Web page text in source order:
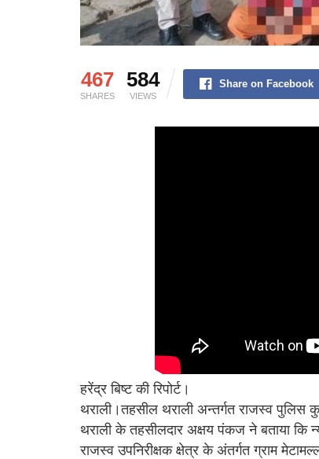
467
SHARES
584
VIEWS
Share on Facebook
हरेंद्र बिष्ट की रिपोर्ट।
थराली।तहसील थराली अन्तर्गत राजस्व पुलिस
थराली के तहसीलदार अक्षय पंकज ने बताया कि
राजस्व उपनिरीक्षक क्षेत्र के अंतर्गत ग्राम